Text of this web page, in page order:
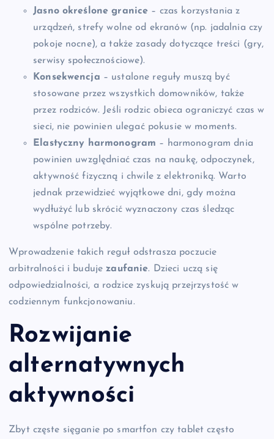
Jasno określone granice – czas korzystania z
urządzeń, strefy wolne od ekranów (np. jadalnia czy
pokoje nocne), a także zasady dotyczące treści (gry,
serwisy społecznościowe).
Konsekwencja – ustalone reguły muszą być
stosowane przez wszystkich domowników, także
przez rodziców. Jeśli rodzic obieca ograniczyć czas w
sieci, nie powinien ulegać pokusie w moments.
Elastyczny harmonogram – harmonogram dnia
powinien uwzględniać czas na naukę, odpoczynek,
aktywność fizyczną i chwile z elektroniką. Warto
jednak przewidzieć wyjątkowe dni, gdy można
wydłużyć lub skrócić wyznaczony czas śledząc
wspólne potrzeby.
Wprowadzenie takich reguł odstrasza poczucie
arbitralności i budujezaufanie. Dzieci uczą się
odpowiedzialności, a rodzice zyskują przejrzystość w
codziennym funkcjonowaniu.
Rozwijanie
alternatywnych
aktywności
Zbyt częste sięganie po smartfon czy tablet często